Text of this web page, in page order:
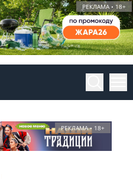
РЕКЛАМА • 18+
РЕКЛАМА • 18+